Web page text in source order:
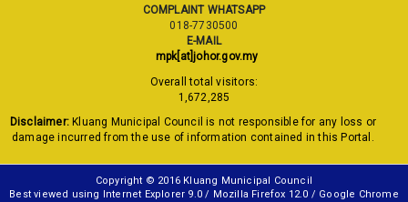
COMPLAINT WHATSAPP
018-7730500
E-MAIL
mpk[at]johor.gov.my
Overall total visitors:
1,672,285
Disclaimer: Kluang Municipal Council is not responsible for any loss or
damage incurred from the use of information contained in this Portal.
Copyright © 2016 Kluang Municipal Council
Best viewed using Internet Explorer 9.0 / Mozilla Firefox 12.0 / Google Chrome